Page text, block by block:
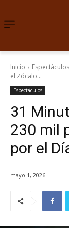
Inicio Espectáculos
el Zócalo...
Espectáculos
31
230 mil
por el
mayo 1, 2026